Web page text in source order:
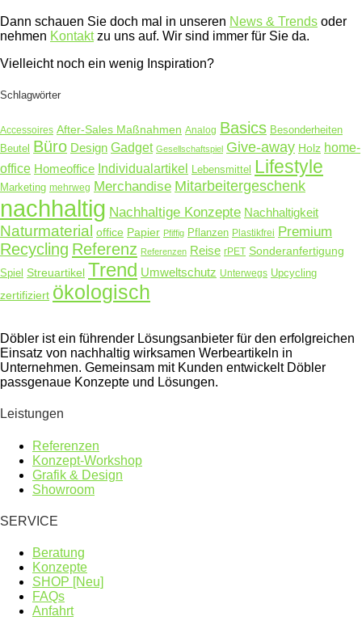
Dann schauen Sie doch mal in unseren News & Trends oder
nehmen Kontaktzu uns auf. Wir sind immer für Sie da.
Vielleicht noch ein wenig Inspiration?
Schlagwörter
Accessoires After-Sales Maßnahmen Analog Basics Besonderheiten
Beutel Büro Design Gadget Gesellschaftspiel Give-away Holz home-
office Homeoffice Individualartikel Lebensmittel Lifestyle
Marketing mehrweg Merchandise Mitarbeitergeschenk
nachhaltig Nachhaltige Konzepte Nachhaltigkeit
Naturmaterial office Papier Pfiffig Pflanzen Plastikfrei Premium
Recycling Referenz Referenzen Reise rPET Sonderanfertigung
Spiel Streuartikel Trend Umweltschutz Unterwegs Upcycling
zertifiziert ökologisch
Döbler ist ein führender Lösungsanbieter für den erfolgreichen
Einsatz von nachhaltig wirksamen Werbeartikeln in
Unternehmen. Gemeinsam mit Kunden entwickelt Döbler
passgenaue Konzepte und Lösungen.
Leistungen
Referenzen
Konzept-Workshop
Grafik & Design
Showroom
SERVICE
Beratung
Konzepte
SHOP [Neu]
FAQs
Anfahrt